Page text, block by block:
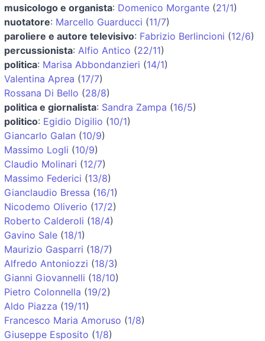
musicologo e organista: Domenico Morgante (21/1)
nuotatore: Marcello Guarducci (11/7)
paroliere e autore televisivo: Fabrizio Berlincioni (12/6)
percussionista: Alfio Antico (22/11)
politica: Marisa Abbondanzieri (14/1)
Valentina Aprea (17/7)
Rossana Di Bello (28/8)
politica e giornalista: Sandra Zampa (16/5)
politico: Egidio Digilio (10/1)
Giancarlo Galan (10/9)
Massimo Logli (10/9)
Claudio Molinari (12/7)
Massimo Federici (13/8)
Gianclaudio Bressa (16/1)
Nicodemo Oliverio (17/2)
Roberto Calderoli (18/4)
Gavino Sale (18/1)
Maurizio Gasparri (18/7)
Alfredo Antoniozzi (18/3)
Gianni Giovannelli (18/10)
Pietro Colonnella (19/2)
Aldo Piazza (19/11)
Francesco Maria Amoruso (1/8)
Giuseppe Esposito (1/8)